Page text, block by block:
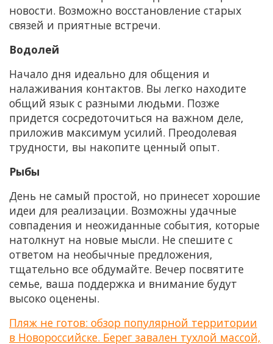
новости. Возможно восстановление старых
связей и приятные встречи.
Водолей
Начало дня идеально для общения и
налаживания контактов. Вы легко находите
общий язык с разными людьми. Позже
придется сосредоточиться на важном деле,
приложив максимум усилий. Преодолевая
трудности, вы накопите ценный опыт.
Рыбы
День не самый простой, но принесет хорошие
идеи для реализации. Возможны удачные
совпадения и неожиданные события, которые
натолкнут на новые мысли. Не спешите с
ответом на необычные предложения,
тщательно все обдумайте. Вечер посвятите
семье, ваша поддержка и внимание будут
высоко оценены.
Пляж не готов: обзор популярной территории
в Новороссийске. Берег завален тухлой массой,